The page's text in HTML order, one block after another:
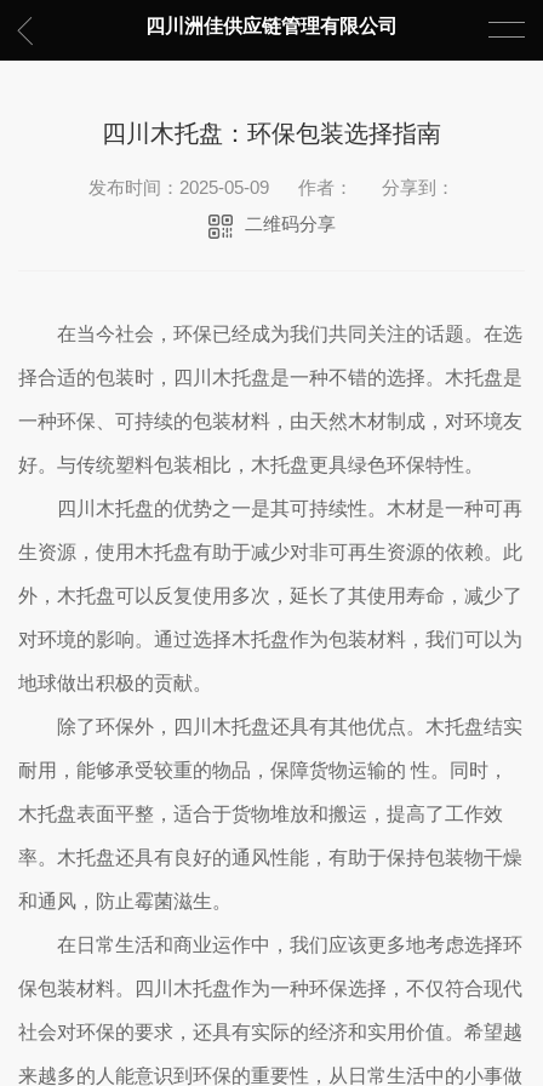
四川洲佳供应链管理有限公司
四川木托盘：环保包装选择指南
发布时间：2025-05-09 作者：
分享到：
二维码分享
在当今社会，环保已经成为我们共同关注的话题。在选
择合适的包装时，四川木托盘是一种不错的选择。木托盘是
一种环保、可持续的包装材料，由天然木材制成，对环境友
好。与传统塑料包装相比，木托盘更具绿色环保特性。
四川木托盘的优势之一是其可持续性。木材是一种可再
生资源，使用木托盘有助于减少对非可再生资源的依赖。此
外，木托盘可以反复使用多次，延长了其使用寿命，减少了
对环境的影响。通过选择木托盘作为包装材料，我们可以为
地球做出积极的贡献。
除了环保外，四川木托盘还具有其他优点。木托盘结实
耐用，能够承受较重的物品，保障货物运输的 性。同时，
木托盘表面平整，适合于货物堆放和搬运，提高了工作效
率。木托盘还具有良好的通风性能，有助于保持包装物干燥
和通风，防止霉菌滋生。
在日常生活和商业运作中，我们应该更多地考虑选择环
保包装材料。四川木托盘作为一种环保选择，不仅符合现代
社会对环保的要求，还具有实际的经济和实用价值。希望越
来越多的人能意识到环保的重要性，从日常生活中的小事做